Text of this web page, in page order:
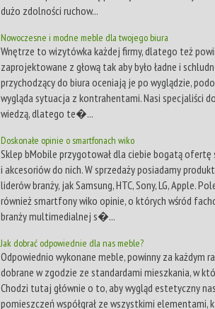
dużo zdolności ruchow...
Nowoczesne i modne meble dla twojego biura
Wnętrze to wizytówka każdej firmy, dlatego też
zaprojektowane z głową tak aby było ładne i
przychodzący do biura oceniają je po wyglądzie,
wygląda sytuacja z kontrahentami. Nasi specjaliści
wiedzą, dlatego te�...
Doskonałe opinie o smartfonach wiko
Sklep bMobile przygotował dla ciebie bogatą
i akcesoriów do nich. W sprzedaży posiadamy
liderów branży, jak Samsung, HTC, Sony, LG, Apple.
również smartfony wiko opinie, o których wśród
branży multimedialnej s�...
Jak dobrać odpowiednie dla nas meble?
Odpowiednio wykonane meble, powinny za każdym
dobrane w zgodzie ze standardami mieszkania, w
Chodzi tutaj głównie o to, aby wygląd estetyczny
pomieszczeń współgrał ze wszystkimi elementami,